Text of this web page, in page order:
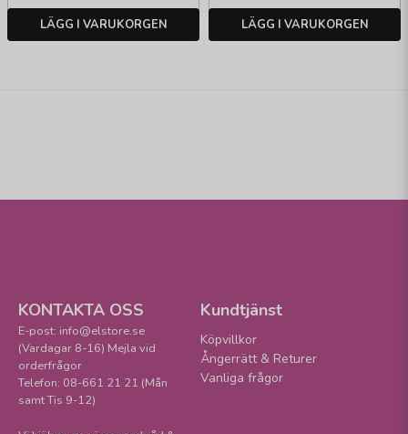
LÄGG I VARUKORGEN LÄGG I VARUKORGEN
KONTAKTA OSS
E-post: info@elstore.se
(Vardagar 8-16) Mejla vid
orderfrågor
Telefon: 08-661 21 21 (Mån
samt Tis 9-12)
Kundtjänst
Köpvillkor
Ångerrätt & Returer
Vanliga frågor